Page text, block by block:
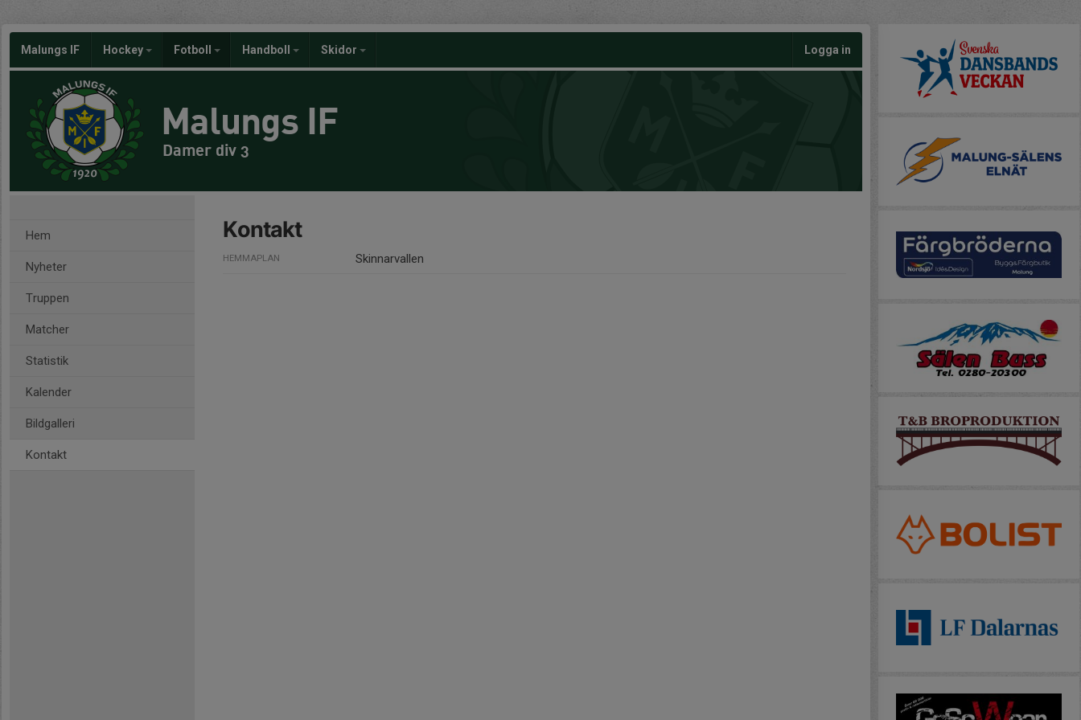
Malungs IF Hockey Fotboll Handboll Skidor Logga in
Malungs IF
Damer div 3
Hem
Nyheter
Truppen
Matcher
Statistik
Kalender
Bildgalleri
Kontakt
Kontakt
HEMMAPLAN Skinnarvallen